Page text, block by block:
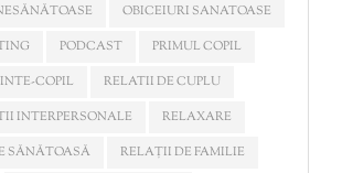
OBICEIURI SANATOASE
PODCAST
PRIMUL COPIL
COPIL
RELATII DE CUPLU
INTERPERSONALE
RELAXARE
SĂNĂTOASĂ
RELAȚII DE FAMILIE